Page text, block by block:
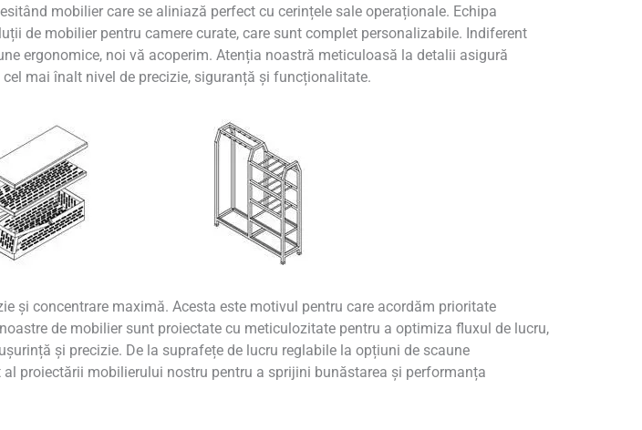
mobilier care se aliniază perfect cu cerințele sale operaționale. Echipa
de mobilier pentru camere curate, care sunt complet personalizabile. Indiferent
ergonomice, noi vă acoperim. Atenția noastră meticuloasă la detalii asigură
mai înalt nivel de precizie, siguranță și funcționalitate.
și concentrare maximă. Acesta este motivul pentru care acordăm prioritate
de mobilier sunt proiectate cu meticulozitate pentru a optimiza fluxul de lucru,
și precizie. De la suprafețe de lucru reglabile la opțiuni de scaune
proiectării mobilierului nostru pentru a sprijini bunăstarea și performanța